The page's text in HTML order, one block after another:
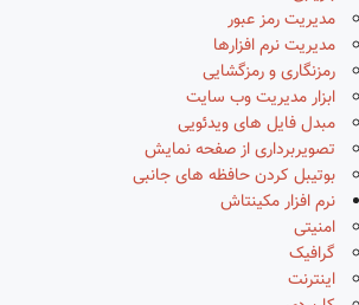
مدیریت رمز عبور
مدیریت نرم افزارها
رمزنگاری و رمزگشایی
ابزار مدیریت وب سایت
مبدل فایل های ویدئویی
تصویربرداری از صفحه نمایش
بوتیبل کردن حافظه های جانبی
نرم افزار مکینتاش
امنیتی
گرافیک
اینترنت